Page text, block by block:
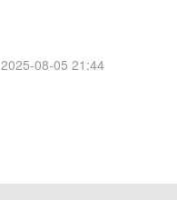
2025-08-05 21:44